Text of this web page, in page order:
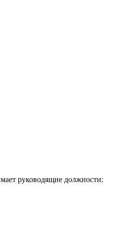
руководящие должности: